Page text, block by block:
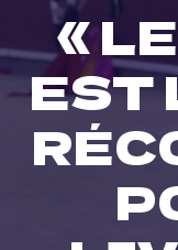
«
EST